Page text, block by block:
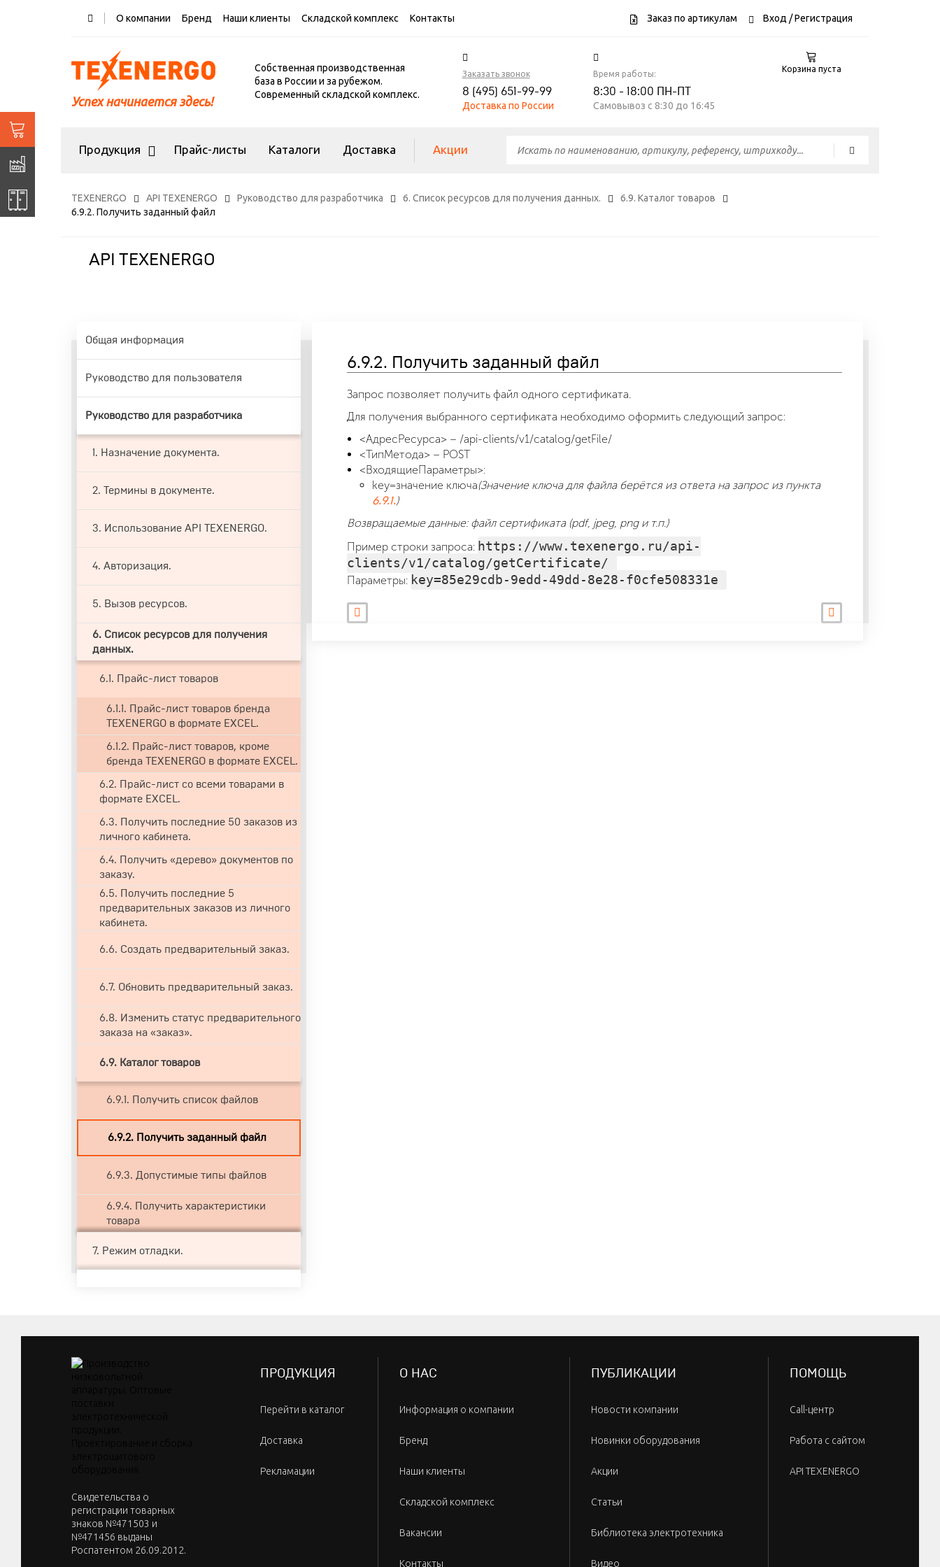
О компании Бренд Наши клиенты Складской комплекс Контакты Заказ по артикулам Вход / Регистрация
Успех начинается здесь!
Собственная производственная
база в России и за рубежом.
Современный складской комплекс.
Заказать звонок
8 (495) 651-99-99
Доставка по России
Время работы:
8:30 - 18:00 ПН-ПТ
Самовывоз c 8:30 до 16:45
Корзина пуста
Продукция Прайс-листы Каталоги Доставка Акции
TEXENERGO API TEXENERGO Руководство для разработчика 6. Список ресурсов для получения данных.
6.9. Каталог товаров
6.9.2. Получить заданный файл
API TEXENERGO
Общая информация
Руководство для пользователя
Руководство для разработчика
1. Назначение документа.
2. Термины в документе.
3. Использование API TEXENERGO.
4. Авторизация.
5. Вызов ресурсов.
6. Список ресурсов для получения
данных.
6.1. Прайс-лист товаров
6.1.1. Прайс-лист товаров бренда
TEXENERGO в формате EXCEL.
6.1.2. Прайс-лист товаров, кроме
бренда TEXENERGO в формате EXCEL.
6.2. Прайс-лист со всеми товарами в
формате EXCEL.
6.3. Получить последние 50 заказов из
личного кабинета.
6.4. Получить «дерево» документов по
заказу.
6.5. Получить последние 5
предварительных заказов из личного
кабинета.
6.6. Создать предварительный заказ.
6.7. Обновить предварительный заказ.
6.8. Изменить статус предварительного
заказа на «заказ».
6.9. Каталог товаров
6.9.1. Получить список файлов
6.9.2. Получить заданный файл
6.9.3. Допустимые типы файлов
6.9.4. Получить характеристики
товара
7. Режим отладки.
6.9.2. Получить заданный файл
Запрос позволяет получить файл одного сертификата.
Для получения выбранного сертификата необходимо оформить следующий запрос:
<АдресРесурса> – /api-clients/v1/catalog/getFile/
<ТипМетода> – POST
<ВходящиеПараметры>:
key=значение ключа(Значение ключа для файла берётся из ответа на запрос из пункта
6.9.1.)
Возвращаемые данные: файл сертификата (pdf, jpeg, png и т.п.)
Пример строки запроса: https://www.texenergo.ru/api-
clients/v1/catalog/getCertificate/
Параметры: key=85e29cdb-9edd-49dd-8e28-f0cfe508331e
Cвидетельства о
регистрации товарных
знаков №471503 и
№471456 выданы
Роспатентом 26.09.2012.
ПРОДУКЦИЯ
Перейти в каталог
Доставка
Рекламации
О НАС
Информация о компании
Бренд
Наши клиенты
Складской комплекс
Вакансии
Контакты
ПУБЛИКАЦИИ
Новости компании
Новинки оборудования
Акции
Статьи
Библиотека электротехника
Видео
ПОМОЩЬ
Call-центр
Работа с сайтом
API TEXENERGO